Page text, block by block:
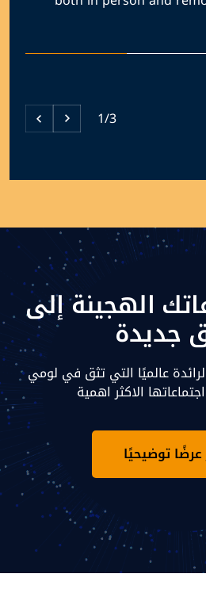
1/3
الهجينة إلى
جديدة
عالميًا التي تثق في لومي
الاكثر اهمية
عرضًا توضيحيًا